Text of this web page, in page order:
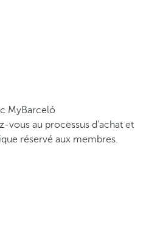
MyBarceló
vous au processus d’achat et
réservé aux membres.